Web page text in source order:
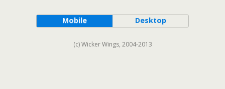
Mobile Desktop
(c) Wicker Wings, 2004-2013